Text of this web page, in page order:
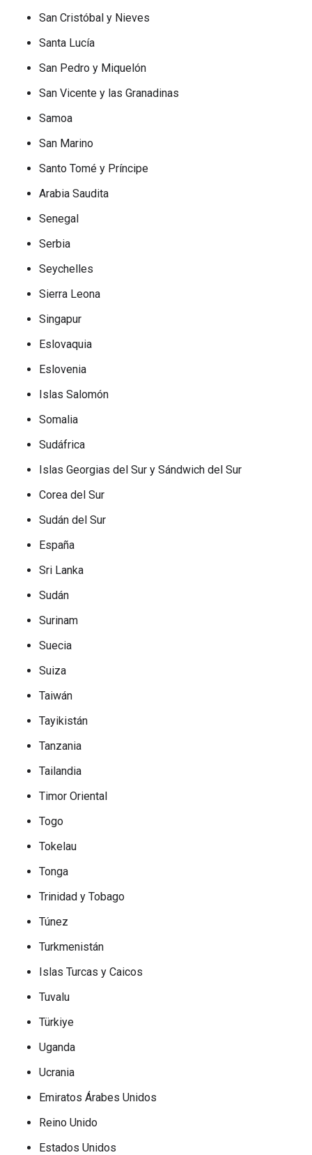
San Cristóbal y Nieves
Santa Lucía
San Pedro y Miquelón
San Vicente y las Granadinas
Samoa
San Marino
Santo Tomé y Príncipe
Arabia Saudita
Senegal
Serbia
Seychelles
Sierra Leona
Singapur
Eslovaquia
Eslovenia
Islas Salomón
Somalia
Sudáfrica
Islas Georgias del Sur y Sándwich del Sur
Corea del Sur
Sudán del Sur
España
Sri Lanka
Sudán
Surinam
Suecia
Suiza
Taiwán
Tayikistán
Tanzania
Tailandia
Timor Oriental
Togo
Tokelau
Tonga
Trinidad y Tobago
Túnez
Turkmenistán
Islas Turcas y Caicos
Tuvalu
Türkiye
Uganda
Ucrania
Emiratos Árabes Unidos
Reino Unido
Estados Unidos